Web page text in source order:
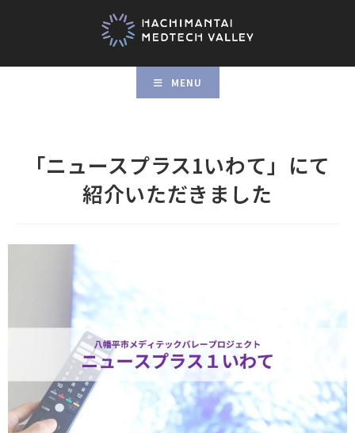
MENU
「ニュースプラス1いわて」にて
紹介いただきました